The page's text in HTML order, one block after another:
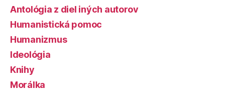
Antológia z diel iných autorov
Humanistická pomoc
Humanizmus
Ideológia
Knihy
Morálka